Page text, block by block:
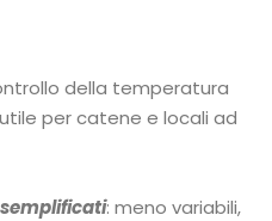
della temperatura
per catene e locali ad
: meno variabili,